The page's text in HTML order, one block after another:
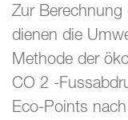
Zur
dienen die
Methode der
CO 2 -
Eco-Points